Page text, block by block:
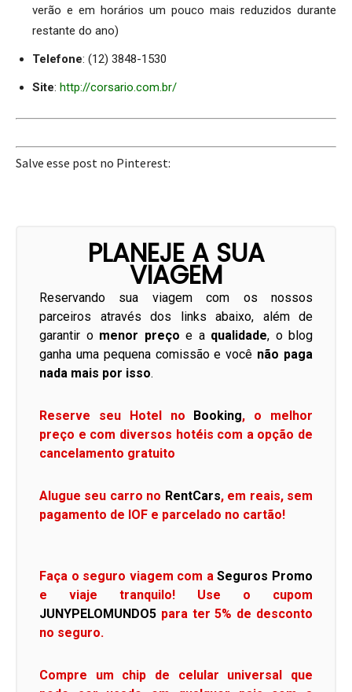
verão e em horários um pouco mais reduzidos durante
restante do ano)
Telefone: (12) 3848-1530
Site: http://corsario.com.br/
Salve esse post no Pinterest:
PLANEJE A SUA
VIAGEM
Reservando sua viagem com os nossos
parceiros através dos links abaixo, além de
garantir o menor preço e a qualidade, o blog
ganha uma pequena comissão e você não paga
nada mais por isso.
Reserve seu Hotel no Booking, o melhor
preço e com diversos hotéis com a opção de
cancelamento gratuito
Alugue seu carro no RentCars, em reais, sem
pagamento de IOF e parcelado no cartão!
Faça o seguro viagem com aSeguros Promo
e viaje tranquilo! Use o cupom
JUNYPELOMUNDO5 para ter 5% de desconto
no seguro.
Compre um chip de celular universal que